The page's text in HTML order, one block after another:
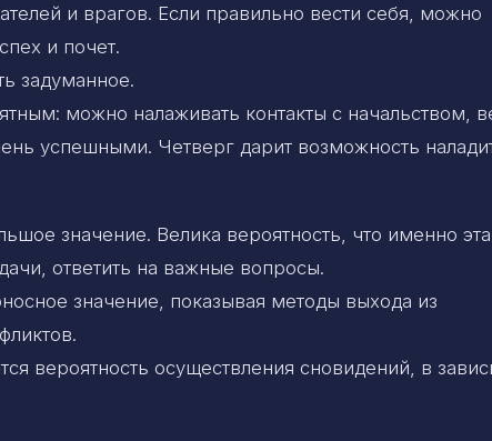
и врагов. Если правильно вести себя, можно
и почет.
задуманное.
можно налаживать контакты с начальством,
успешными. Четверг дарит возможность
значение. Велика вероятность, что именно
ответить на важные вопросы.
значение, показывая методы выхода из
вероятность осуществления сновидений, в